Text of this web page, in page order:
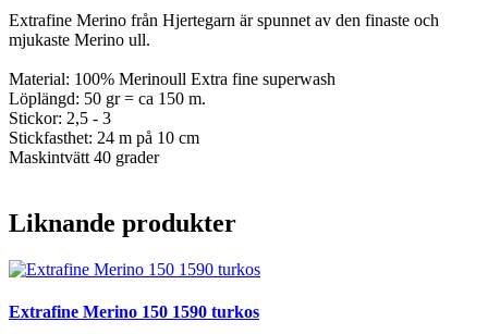
Extrafine Merino från Hjertegarn är spunnet av den finaste och
mjukaste Merino ull.
Material: 100% Merinoull Extra fine superwash
Löplängd: 50 gr = ca 150 m.
Stickor: 2,5 - 3
Stickfasthet: 24 m på 10 cm
Maskintvätt 40 grader
Liknande produkter
Extrafine Merino 150 1590 turkos